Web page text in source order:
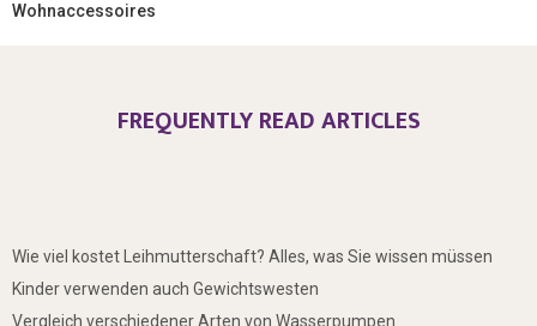
Wohnaccessoires
FREQUENTLY READ ARTICLES
Wie viel kostet Leihmutterschaft? Alles, was Sie wissen müssen
Kinder verwenden auch Gewichtswesten
Vergleich verschiedener Arten von Wasserpumpen